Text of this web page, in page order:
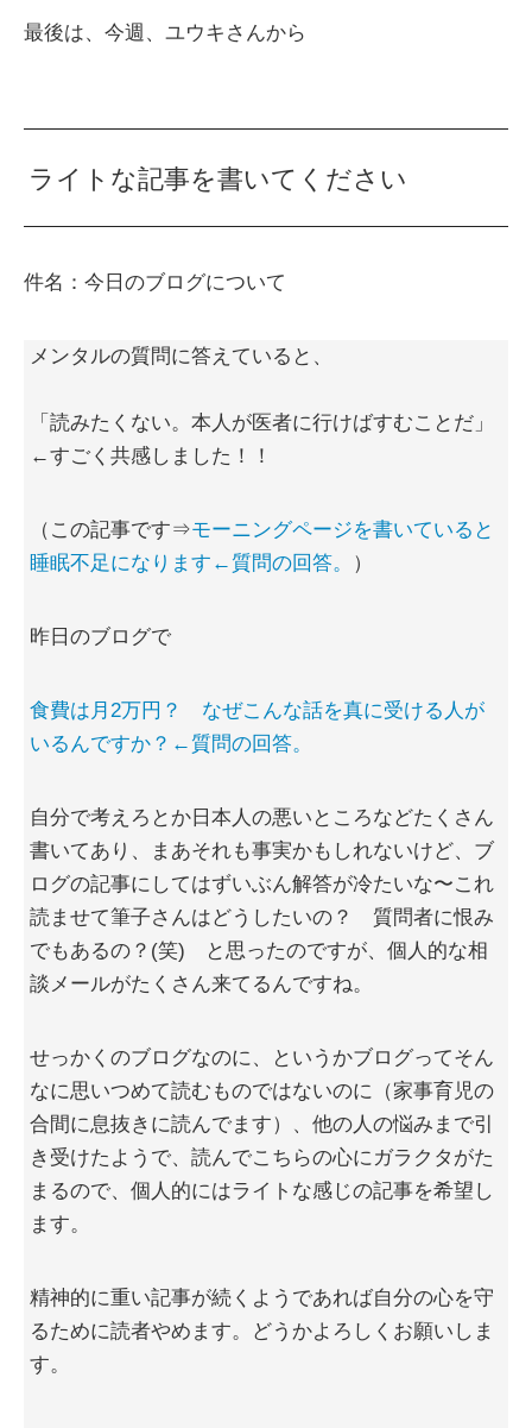
最後は、今週、ユウキさんから
ライトな記事を書いてください
件名：今日のブログについて
メンタルの質問に答えていると、
「読みたくない。本人が医者に行けばすむことだ」
←すごく共感しました！！
（この記事です⇒モーニングページを書いていると
睡眠不足になります←質問の回答。
）
昨日のブログで
食費は月2万円？ なぜこんな話を真に受ける人が
いるんですか？←質問の回答。
自分で考えろとか日本人の悪いところなどたくさん
書いてあり、まあそれも事実かもしれないけど、ブ
ログの記事にしてはずいぶん解答が冷たいな〜これ
読ませて筆子さんはどうしたいの？ 質問者に恨み
でもあるの？(笑) と思ったのですが、個人的な相
談メールがたくさん来てるんですね。
せっかくのブログなのに、というかブログってそん
なに思いつめて読むものではないのに（家事育児の
合間に息抜きに読んでます）、他の人の悩みまで引
き受けたようで、読んでこちらの心にガラクタがた
まるので、個人的にはライトな感じの記事を希望し
ます。
精神的に重い記事が続くようであれば自分の心を守
るために読者やめます。どうかよろしくお願いしま
す。